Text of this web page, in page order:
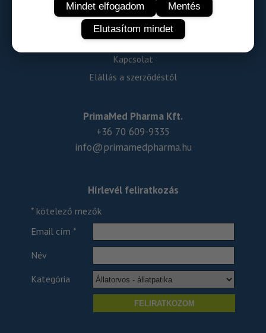
Adatvédelem
ÁSZF
Kapcsolat
Elállás a szerződéstől
PrimaMed Pharma Kft.
+36 70 609-9335
info@primamedpharma.hu
Mindet elfogadom
Mentés
Elutasítom mindet